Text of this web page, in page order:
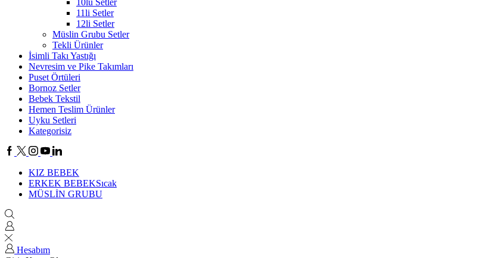
10lu Setler
11li Setler
12li Setler
Müslin Grubu Setler
Tekli Ürünler
İsimli Takı Yastığı
Nevresim ve Pike Takımları
Puset Örtüleri
Bornoz Setler
Bebek Tekstil
Hemen Teslim Ürünler
Uyku Setleri
Kategorisiz
KIZ BEBEK
ERKEK BEBEKSıcak
MÜSLİN GRUBU
Hesabım